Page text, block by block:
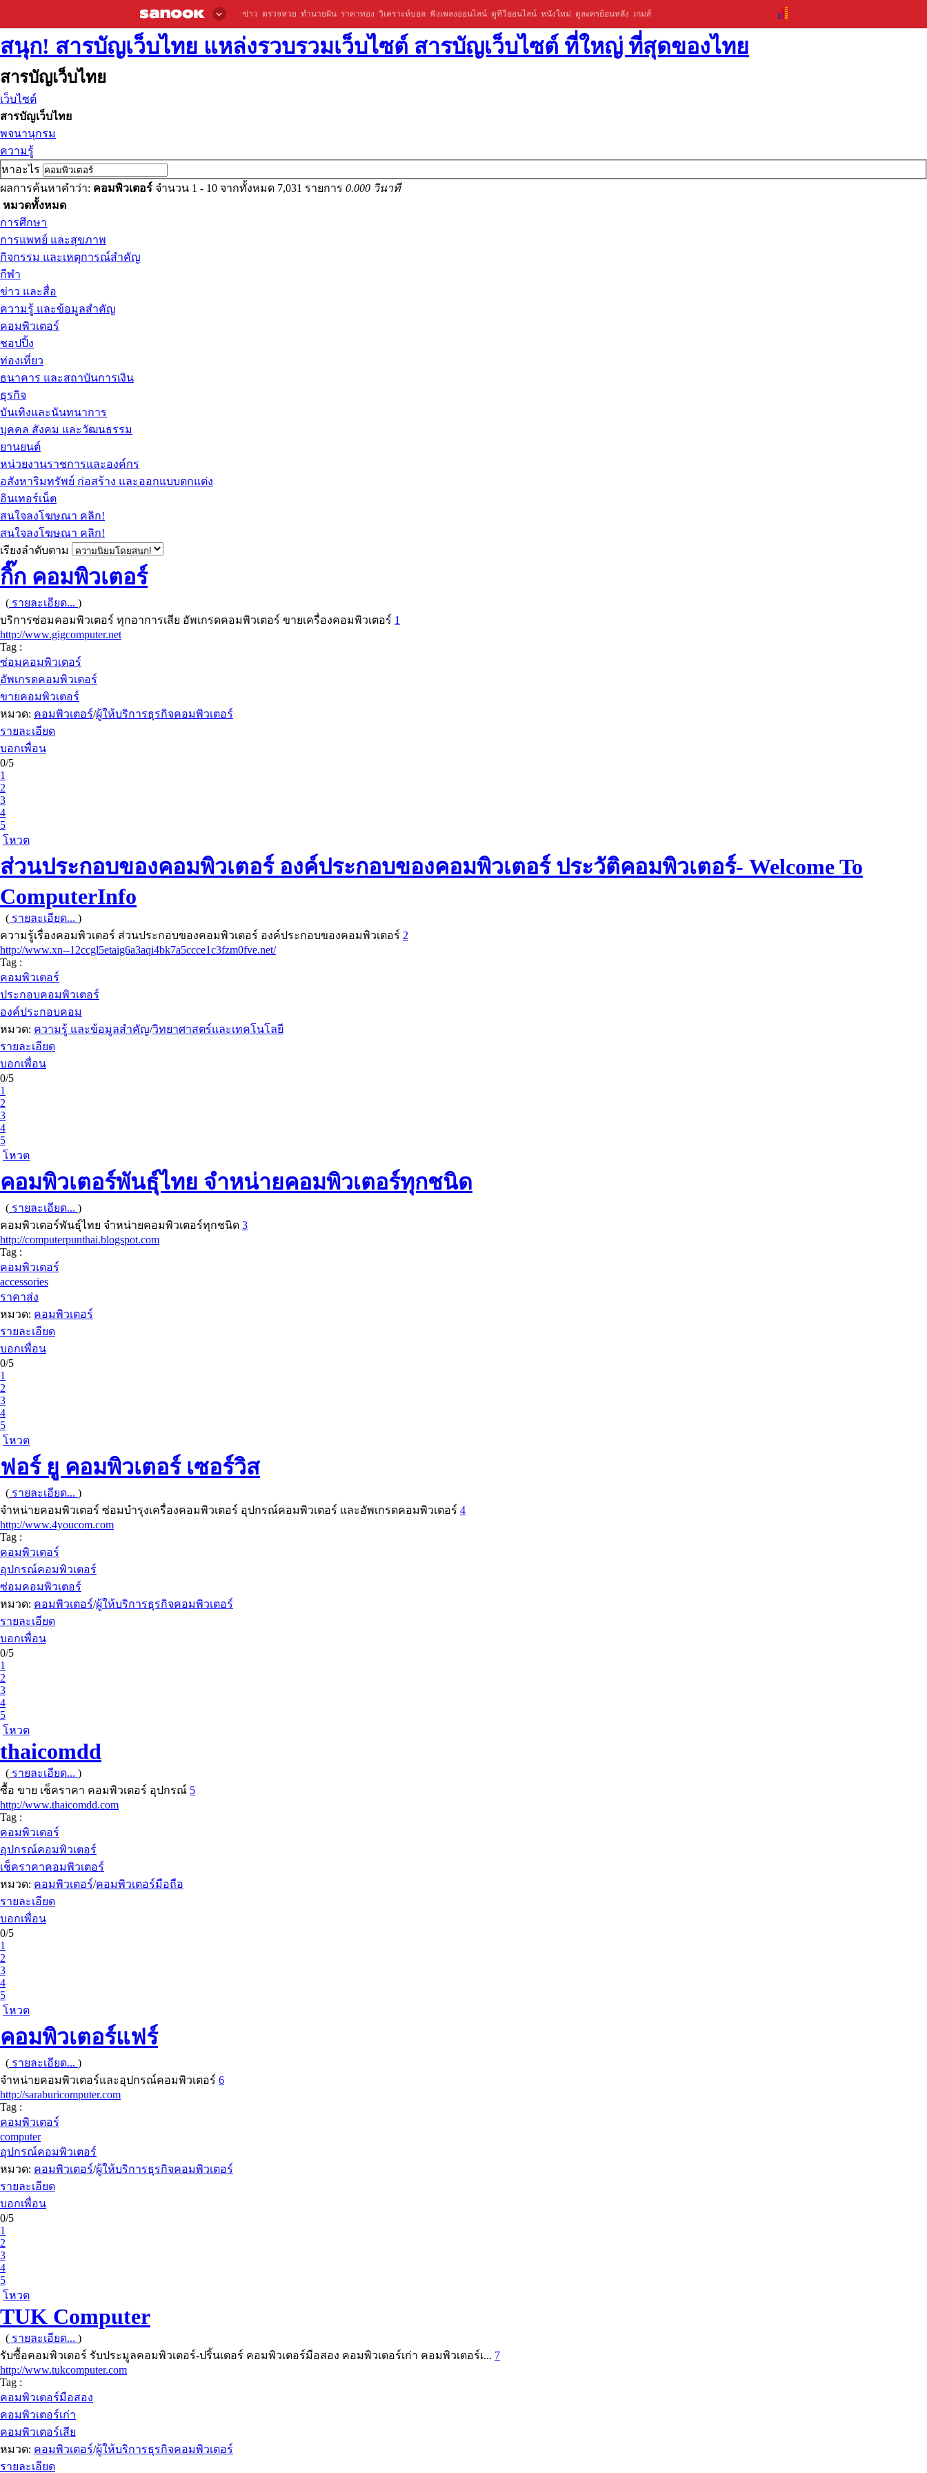
ข่าว ตรวจหวย ทำนายฝัน ราคาทอง วิเคราะห์บอล ฟังเพลงออนไลน์ ดูทีวีออนไลน์ หนังใหม่ ดูละครย้อนหลัง เกมส์
สนุก! สารบัญเว็บไทย แหล่งรวบรวมเว็บไซต์ สารบัญเว็บไซต์ ที่ใหญ่ ที่สุดของไทย
สารบัญเว็บไทย
เว็บไซต์
สารบัญเว็บไทย
พจนานุกรม
ความรู้
หาอะไร
ผลการค้นหาคำว่า: คอมพิวเตอร์ จำนวน 1 - 10 จากทั้งหมด 7,031 รายการ 0.000 วินาที
หมวดทั้งหมด
การศึกษา
การแพทย์ และสุขภาพ
กิจกรรม และเหตุการณ์สำคัญ
กีฬา
ข่าว และสื่อ
ความรู้ และข้อมูลสำคัญ
คอมพิวเตอร์
ชอปปิ้ง
ท่องเที่ยว
ธนาคาร และสถาบันการเงิน
ธุรกิจ
บันเทิงและนันทนาการ
บุคคล สังคม และวัฒนธรรม
ยานยนต์
หน่วยงานราชการและองค์กร
อสังหาริมทรัพย์ ก่อสร้าง และออกแบบตกแต่ง
อินเทอร์เน็ต
สนใจลงโฆษณา คลิก!
สนใจลงโฆษณา คลิก!
เรียงลำดับตาม
กิ๊ก คอมพิวเตอร์
( รายละเอียด... )
บริการซ่อมคอมพิวเตอร์ ทุกอาการเสีย อัพเกรดคอมพิวเตอร์ ขายเครื่องคอมพิวเตอร์ 1
http://www.gigcomputer.net
Tag :
ซ่อมคอมพิวเตอร์
อัพเกรดคอมพิวเตอร์
ขายคอมพิวเตอร์
หมวด: คอมพิวเตอร์/ผู้ให้บริการธุรกิจคอมพิวเตอร์
รายละเอียด
บอกเพื่อน
0/5
1
2
3
4
5
โหวต
ส่วนประกอบของคอมพิวเตอร์ องค์ประกอบของคอมพิวเตอร์ ประวัติคอมพิวเตอร์- Welcome To
ComputerInfo
( รายละเอียด... )
ความรู้เรื่องคอมพิวเตอร์ ส่วนประกอบของคอมพิวเตอร์ องค์ประกอบของคอมพิวเตอร์ 2
http://www.xn--12ccgl5etaig6a3aqi4bk7a5ccce1c3fzm0fve.net/
Tag :
คอมพิวเตอร์
ประกอบคอมพิวเตอร์
องค์ประกอบคอม
หมวด: ความรู้ และข้อมูลสำคัญ/วิทยาศาสตร์และเทคโนโลยี
รายละเอียด
บอกเพื่อน
0/5
1
2
3
4
5
โหวต
คอมพิวเตอร์พันธุ์ไทย จำหน่ายคอมพิวเตอร์ทุกชนิด
( รายละเอียด... )
คอมพิวเตอร์พันธุ์ไทย จำหน่ายคอมพิวเตอร์ทุกชนิด 3
http://computerpunthai.blogspot.com
Tag :
คอมพิวเตอร์
accessories
ราคาส่ง
หมวด: คอมพิวเตอร์
รายละเอียด
บอกเพื่อน
0/5
1
2
3
4
5
โหวต
ฟอร์ ยู คอมพิวเตอร์ เซอร์วิส
( รายละเอียด... )
จำหน่ายคอมพิวเตอร์ ซ่อมบำรุงเครื่องคอมพิวเตอร์ อุปกรณ์คอมพิวเตอร์ และอัพเกรดคอมพิวเตอร์ 4
http://www.4youcom.com
Tag :
คอมพิวเตอร์
อุปกรณ์คอมพิวเตอร์
ซ่อมคอมพิวเตอร์
หมวด: คอมพิวเตอร์/ผู้ให้บริการธุรกิจคอมพิวเตอร์
รายละเอียด
บอกเพื่อน
0/5
1
2
3
4
5
โหวต
thaicomdd
( รายละเอียด... )
ซื้อ ขาย เช็คราคา คอมพิวเตอร์ อุปกรณ์ 5
http://www.thaicomdd.com
Tag :
คอมพิวเตอร์
อุปกรณ์คอมพิวเตอร์
เช็คราคาคอมพิวเตอร์
หมวด: คอมพิวเตอร์/คอมพิวเตอร์มือถือ
รายละเอียด
บอกเพื่อน
0/5
1
2
3
4
5
โหวต
คอมพิวเตอร์แฟร์
( รายละเอียด... )
จำหน่ายคอมพิวเตอร์และอุปกรณ์คอมพิวเตอร์ 6
http://saraburicomputer.com
Tag :
คอมพิวเตอร์
computer
อุปกรณ์คอมพิวเตอร์
หมวด: คอมพิวเตอร์/ผู้ให้บริการธุรกิจคอมพิวเตอร์
รายละเอียด
บอกเพื่อน
0/5
1
2
3
4
5
โหวต
TUK Computer
( รายละเอียด... )
รับซื้อคอมพิวเตอร์ รับประมูลคอมพิวเตอร์-ปริ้นเตอร์ คอมพิวเตอร์มือสอง คอมพิวเตอร์เก่า คอมพิวเตอร์เ... 7
http://www.tukcomputer.com
Tag :
คอมพิวเตอร์มือสอง
คอมพิวเตอร์เก่า
คอมพิวเตอร์เสีย
หมวด: คอมพิวเตอร์/ผู้ให้บริการธุรกิจคอมพิวเตอร์
รายละเอียด